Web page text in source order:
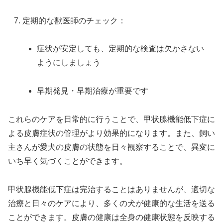
定期的な獣医師のチェック：
症状が安定しても、定期的な検査は欠かさない
ようにしましょう
早期発見・早期治療が重要です
これらのケアを日常的に行うことで、甲状腺機能低下症に
よる皮膚症状の管理がより効果的になります。また、飼い
主さんが愛犬の皮膚の状態を日々観察することで、異変に
いち早く気づくことができます。
甲状腺機能低下症は完治することはありませんが、適切な
治療と日々のケアにより、多くの犬が健康的な生活を送る
ことができます。皮膚の健康は全身の健康状態を反映する